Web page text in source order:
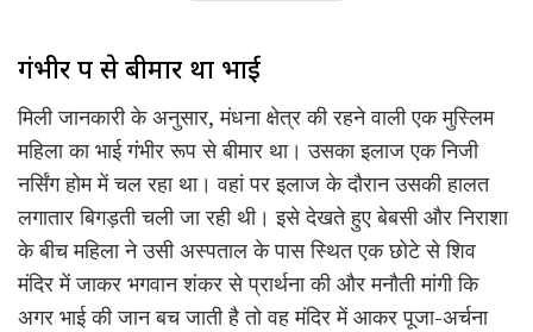
गंभीर रूप से बीमार था भाई
मिली जानकारी के अनुसार, मंधना क्षेत्र की रहने वाली एक मुस्लिम
महिला का भाई गंभीर रूप से बीमार था। उसका इलाज एक निजी
नर्सिंग होम में चल रहा था। वहां पर इलाज के दौरान उसकी हालत
लगातार बिगड़ती चली जा रही थी। इसे देखते हुए बेबसी और निराशा
के बीच महिला ने उसी अस्पताल के पास स्थित एक छोटे से शिव
मंदिर में जाकर भगवान शंकर से प्रार्थना की और मनौती मांगी कि
अगर भाई की जान बच जाती है तो वह मंदिर में आकर पूजा-अर्चना